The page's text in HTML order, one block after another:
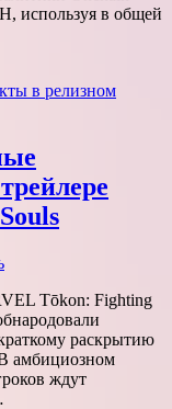
используя в общей
Tōkon: Fighting
раскрытию
амбициозном
ждут